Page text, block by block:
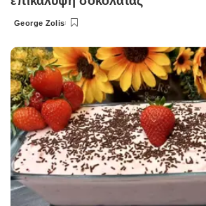
Posted
George Zolis